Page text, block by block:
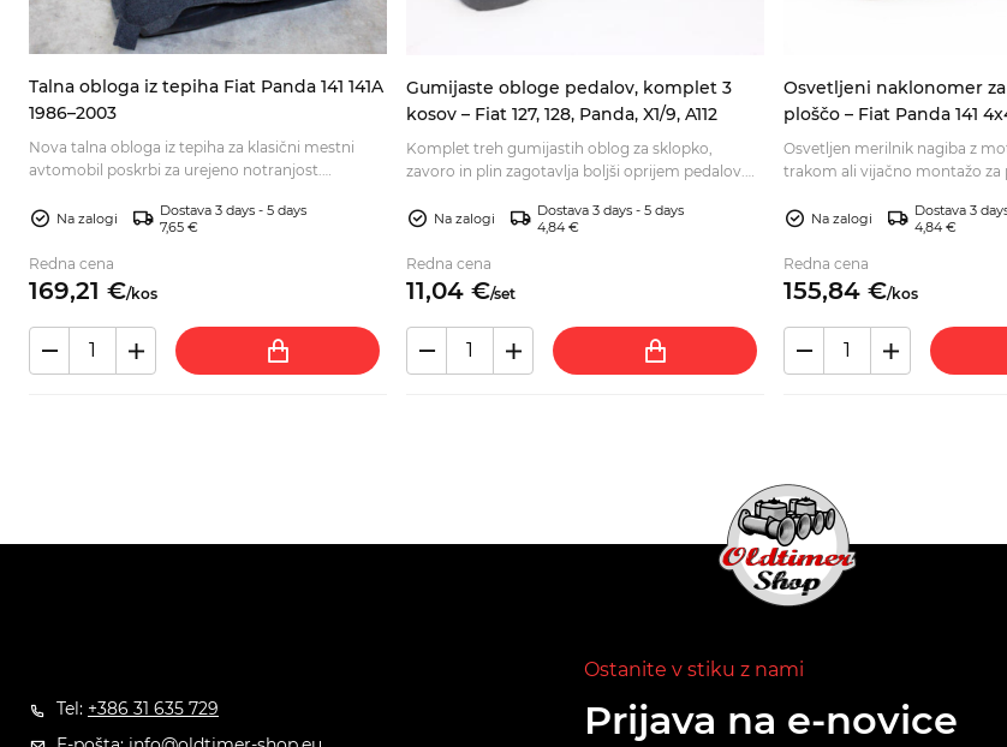
Talna obloga iz tepiha Fiat Panda 141 141A
1986–2003
Nova talna obloga iz tepiha za klasični mestni
avtomobil poskrbi za urejeno notranjost.
naročite.
Na zalogi
Dostava 3 days - 5 days
7,65 €
Redna cena
169,21 €/kos
Gumijaste obloge pedalov, komplet 3
kosov – Fiat 127, 128, Panda, X1/9, A112
Komplet treh gumijastih oblog za sklopko,
zavoro in plin zagotavlja boljši oprijem pedalov.
Na zalogi
Dostava 3 days - 5 days
4,84 €
Redna cena
11,04 €/set
Osvetljeni naklonomer
ploščo – Fiat Panda 141
Marbella 4x4/4x2
Osvetljen merilnik nagiba z
trakom ali vijačno montažo za
Na zalogi
Dostava 3
4,84 €
Redna cena
155,84 €/kos
Tel: +386 31 635 729
Ostanite v stiku z nami
Prijava na e-novice